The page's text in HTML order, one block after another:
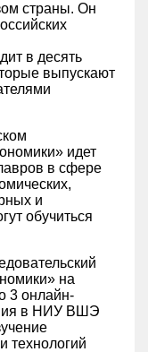
страны. Он
в десять
выпускают
идет
в сфере
и
обучиться
на
3 онлайн-
в НИУ ВШЭ
технологий